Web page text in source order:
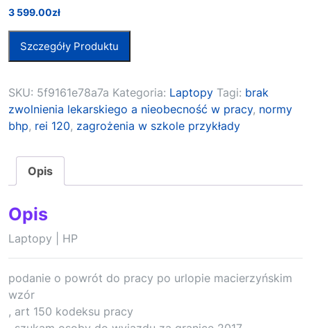
3 599.00zł
Szczegóły Produktu
SKU: 5f9161e78a7a Kategoria: Laptopy Tagi: brak
zwolnienia lekarskiego a nieobecność w pracy, normy
bhp, rei 120, zagrożenia w szkole przykłady
Opis
Opis
Laptopy | HP
podanie o powrót do pracy po urlopie macierzyńskim
wzór
, art 150 kodeksu pracy